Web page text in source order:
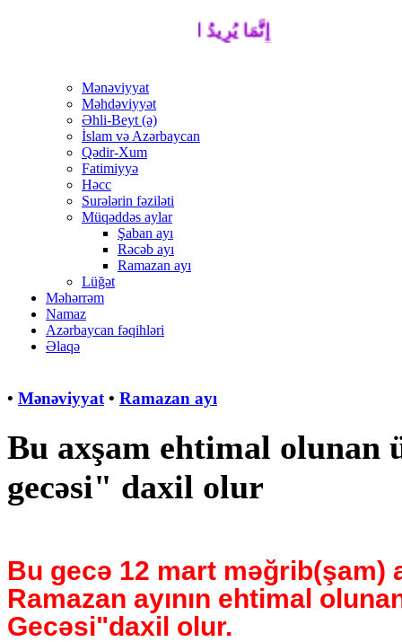
إِنَّمَا يُرِيدُ اللَّهُ لِيُذْهِبَ عَنْكُمُ الرِّجْسَ
Mənəviyyat
Məhdəviyyət
Əhli-Beyt (ə)
İslam və Azərbaycan
Qədir-Xum
Fatimiyyə
Həcc
Surələrin fəziləti
Müqəddəs aylar
Şaban ayı
Rəcəb ayı
Ramazan ayı
Lüğət
Məhərrəm
Namaz
Azərbaycan fəqihləri
Əlaqə
• Mənəviyyat • Ramazan ayı
Bu axşam ehtimal olunan
gecəsi" daxil olur
Bu gecə 12 mart məğrib(şam)
Ramazan ayının ehtimal
Gecəsi"daxil olur.